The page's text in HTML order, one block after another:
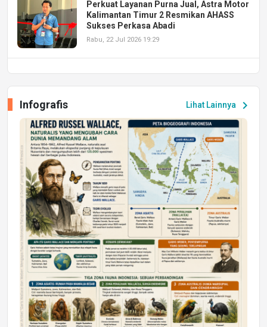
Perkuat Layanan Purna Jual, Astra Motor
Kalimantan Timur 2 Resmikan AHASS
Sukses Perkasa Abadi
Rabu, 22 Jul 2026 19:29
Peluang Kerja dan Magang
Jumat, 17 Jul 2026 22:30
DAERAH
Astra Motor Kalimantan Timur 2 Dukung
Mahasiswa Samarinda dalam Astra
Honda SDGs Future Leaders 2026
Jumat, 10 Jul 2026 19:01
Lihat Lainnya chevron_right
Infografis